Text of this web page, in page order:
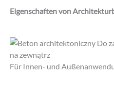
Eigenschaften von
Für Innen- und